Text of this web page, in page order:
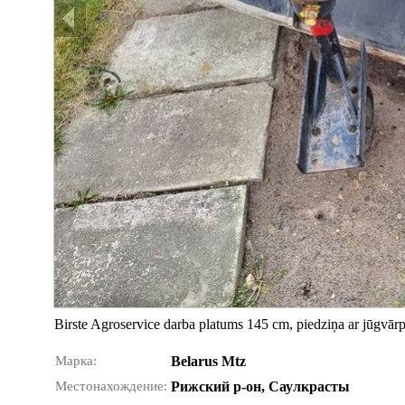
Birste Agroservice darba platums 145 cm, piedziņa ar
Марка: Belarus Mtz
Местонахождение: Рижский р-он, Саулкрасты